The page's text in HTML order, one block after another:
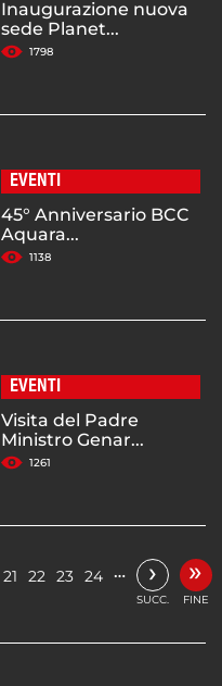
Inaugurazione nuova
sede Planet...
1798
EVENTI
45° Anniversario BCC
Aquara...
1138
EVENTI
Visita del Padre
Ministro Genar...
1261
21 22 23 24 … ›
SUCC.
»
FINE